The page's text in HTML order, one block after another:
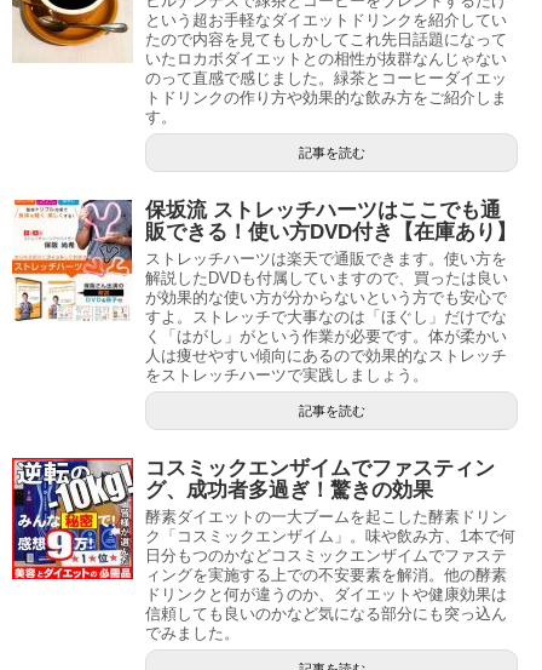
という超お手軽なダイエットドリンクを紹介してい
たので内容を見てもしかしてこれ先日話題になって
いたロカボダイエットとの相性が抜群なんじゃない
のって直感で感じました。緑茶とコーヒーダイエッ
トドリンクの作り方や効果的な飲み方をご紹介しま
す。
記事を読む
保坂流 ストレッチハーツはここでも通
販できる！使い方DVD付き【在庫あり】
ストレッチハーツは楽天で通販できます。使い方を
解説したDVDも付属していますので、買ったは良い
が効果的な使い方が分からないという方でも安心で
すよ。ストレッチで大事なのは「ほぐし」だけでな
く「はがし」がという作業が必要です。体が柔かい
人は痩せやすい傾向にあるので効果的なストレッチ
をストレッチハーツで実践しましょう。
記事を読む
コスミックエンザイムでファスティン
グ、成功者多過ぎ！驚きの効果
酵素ダイエットの一大ブームを起こした酵素ドリン
ク「コスミックエンザイム」。味や飲み方、1本で何
日分もつのかなどコスミックエンザイムでファステ
ィングを実施する上での不安要素を解消。他の酵素
ドリンクと何が違うのか、ダイエットや健康効果は
信頼しても良いのかなど気になる部分にも突っ込ん
でみました。